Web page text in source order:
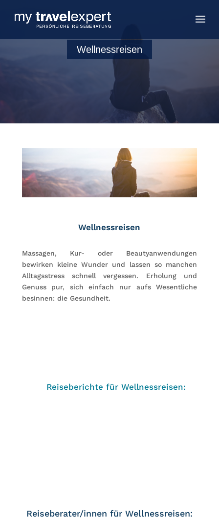
Wellnessreisen
Wellnessreisen
Massagen, Kur- oder Beautyanwendungen
bewirken kleine Wunder und lassen so manchen
Alltagsstress schnell vergessen. Erholung und
Genuss pur, sich einfach nur aufs Wesentliche
besinnen: die Gesundheit.
Reiseberichte für Wellnessreisen:
Reiseberater/innen für Wellnessreisen: